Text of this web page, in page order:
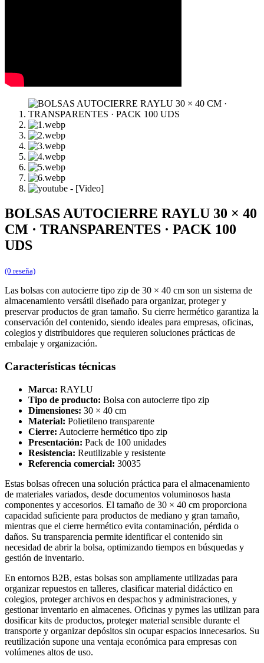
BOLSAS AUTOCIERRE RAYLU 30 × 40
CM · TRANSPARENTES · PACK 100
UDS
(0 reseña)
Las bolsas con autocierre tipo zip de 30 × 40 cm son un sistema de
almacenamiento versátil diseñado para organizar, proteger y
preservar productos de gran tamaño. Su cierre hermético garantiza la
conservación del contenido, siendo ideales para empresas, oficinas,
colegios y distribuidores que requieren soluciones prácticas de
embalaje y organización.
Características técnicas
Marca: RAYLU
Tipo de producto: Bolsa con autocierre tipo zip
Dimensiones: 30 × 40 cm
Material: Polietileno transparente
Cierre: Autocierre hermético tipo zip
Presentación: Pack de 100 unidades
Resistencia: Reutilizable y resistente
Referencia comercial: 30035
Estas bolsas ofrecen una solución práctica para el almacenamiento
de materiales variados, desde documentos voluminosos hasta
componentes y accesorios. El tamaño de 30 × 40 cm proporciona
capacidad suficiente para productos de mediano y gran tamaño,
mientras que el cierre hermético evita contaminación, pérdida o
daños. Su transparencia permite identificar el contenido sin
necesidad de abrir la bolsa, optimizando tiempos en búsquedas y
gestión de inventario.
En entornos B2B, estas bolsas son ampliamente utilizadas para
organizar repuestos en talleres, clasificar material didáctico en
colegios, proteger archivos en despachos y administraciones, y
gestionar inventario en almacenes. Oficinas y pymes las utilizan para
dosificar kits de productos, proteger material sensible durante el
transporte y organizar depósitos sin ocupar espacios innecesarios. Su
reutilización supone una ventaja económica para empresas con
volúmenes altos de uso.